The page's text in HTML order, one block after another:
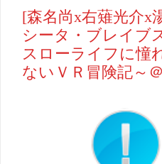
[森名尚x右薙光介x
シータ・ブレイブ
スローライフに憧
ないＶＲ冒険記～